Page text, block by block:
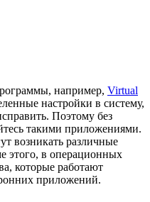
например, Virtual
настройки в систему,
Поэтому без
такими приложениями.
возникать различные
этого, в операционных
которые работают
приложений.